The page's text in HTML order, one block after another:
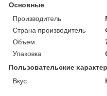
Основные
Производитель
Страна производитель
Объем
Упаковка
Пользовательские
Вкус